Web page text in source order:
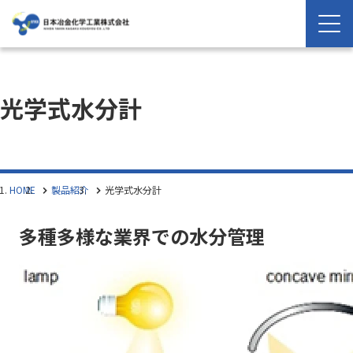
光学式水分計
HOME 製品紹介 光学式水分計
多種多様な業界での水分管理